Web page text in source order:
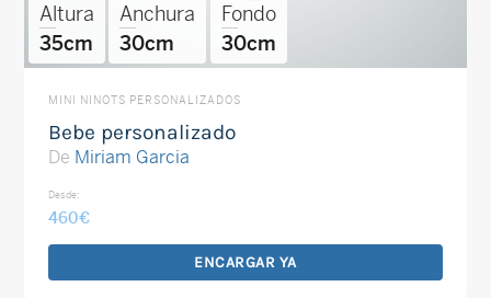
Altura
35cm
Anchura
30cm
Fondo
30cm
MINI NINOTS PERSONALIZADOS
Bebe personalizado
De Miriam Garcia
Desde:
460€
ENCARGAR YA